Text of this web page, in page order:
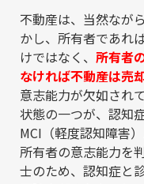
不動産は、当然なが
かし、所有者であれ
けではなく、 所有者
なければ不動産は売
意志能力が欠如され
状態の一つが、認知
MCI（軽度認知障害
所有者の意志能力を
士のため、認知症と